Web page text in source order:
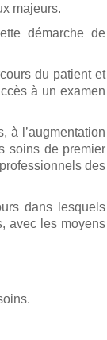
majeurs.
démarche de
du patient et
à un examen
à l’augmentation
soins de premier
des
dans lesquels
avec les moyens